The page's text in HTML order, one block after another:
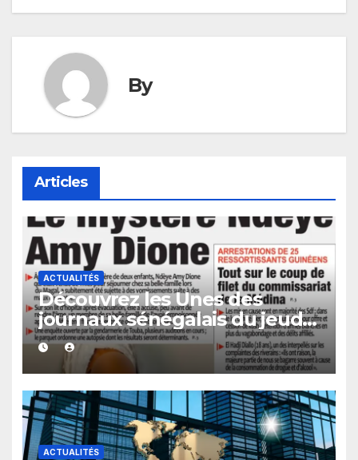
By
Articles
ACTUALITÉS
Découvrez les Unes des
journaux sénégalais du jeudi
06 août 2026
ACTUALITÉS